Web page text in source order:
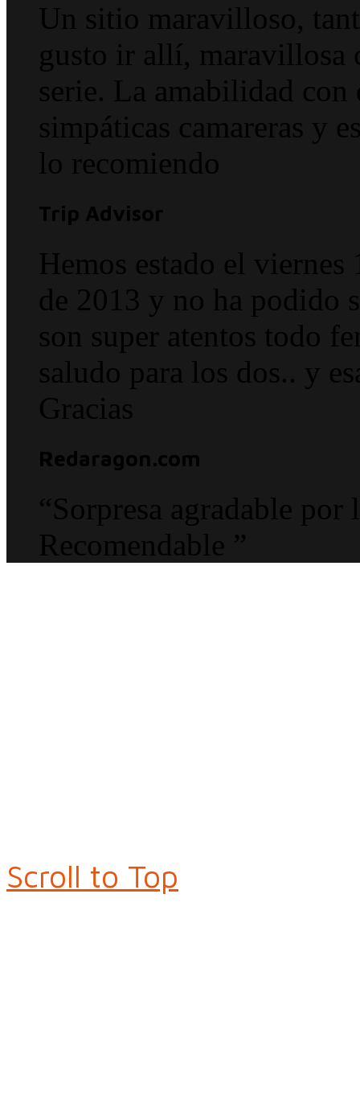
Un sitio maravilloso,
gusto ir allí, maravillosa
serie. La amabilidad
simpáticas camareras y
lo recomiendo
Trip Advisor
Hemos estado el
de 2013 y no ha podido
son super atentos todo
saludo para los dos.. y
Gracias
Redaragon.com
“Sorpresa agradable
Recomendable ”
Scroll to Top